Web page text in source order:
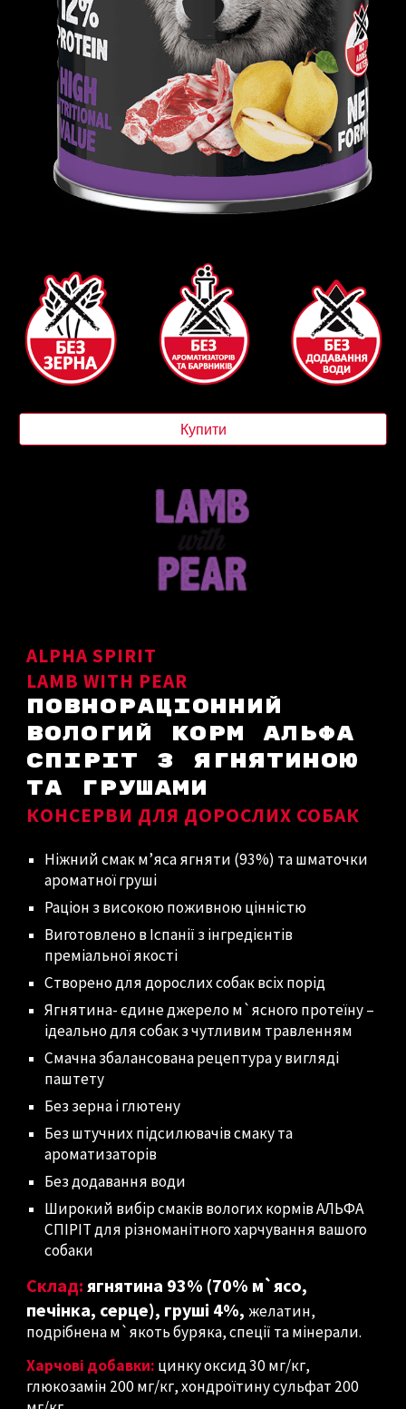
Купити
ALPHA SPIRIT
LAMB WITH PEAR
ПОВНОРАЦІОННИЙ
ВОЛОГИЙ КОРМ АЛЬФА
СПІРІТ З ЯГНЯТИНОЮ
ТА ГРУШАМИ
КОНСЕРВИ ДЛЯ ДОРОСЛИХ СОБАК
Ніжний смак м’яса ягняти (93%) та шматочки
ароматної груші
Раціон з високою поживною цінністю
Виготовлено в Іспанії з інгредієнтів
преміальної якості
Створено для дорослих собак всіх порід
Ягнятина- єдине джерело м`ясного протеїну –
ідеально для собак з чутливим травленням
Смачна збалансована рецептура у вигляді
паштету
Без зерна і глютену
Без штучних підсилювачів смаку та
ароматизаторів
Без додавання води
Широкий вибір смаків вологих кормів АЛЬФА
СПІРІТ для різноманітного харчування вашого
собаки
Склад:ягнятина 93% (70% м`ясо,
печінка, серце), груші 4%,желатин,
подрібнена м`якоть буряка, спеції та мінерали.
Харчові добавки: цинку оксид 30 мг/кг,
глюкозамін 200 мг/кг, хондроїтину сульфат 200